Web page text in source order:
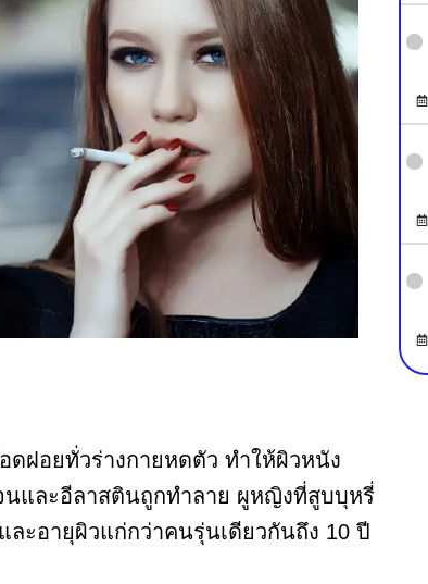
ดฝอยทั่วร่างกายหดตัว ทำให้ผิวหนัง
นและอีลาสตินถูกทำลาย ผูหญิงที่สูบบุหรี่
ละอายุผิวแก่กว่าคนรุ่นเดียวกันถึง 10 ปี